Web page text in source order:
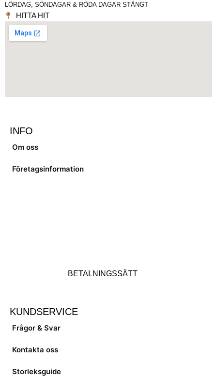
LÖRDAG, SÖNDAGAR & RÖDA DAGAR STÄNGT
HITTA HIT
INFO
Om oss
Företagsinformation
BETALNINGSSÄTT
KUNDSERVICE
Frågor & Svar
Kontakta oss
Storleksguide